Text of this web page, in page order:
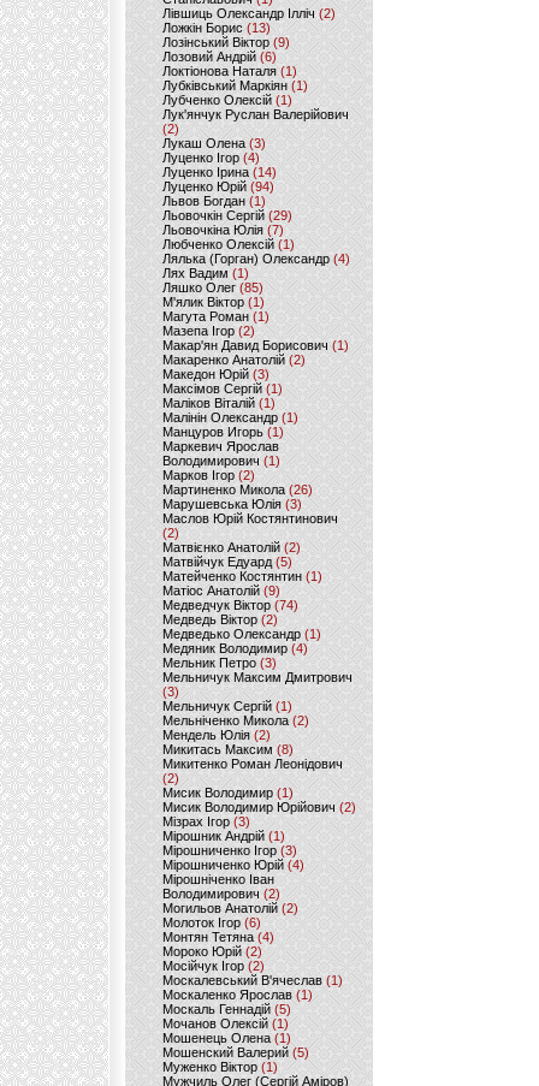
Лівшиць Олександр Ілліч (2)
Ложкін Борис(13)
Лозінський Віктор(9)
Лозовий Андрій (6)
Локтіонова Наталя (1)
Лубківський Маркіян(1)
Лубченко Олексій (1)
Лук'янчук Руслан Валерійович
(2)
Лукаш Олена (3)
Луценко Ігор (4)
Луценко Ірина (14)
Луценко Юрій (94)
Львов Богдан (1)
Льовочкін Сергій (29)
Льовочкіна Юлія(7)
Любченко Олексій(1)
Лялька (Горган) Олександр(4)
Лях Вадим (1)
Ляшко Олег (85)
М'ялик Віктор(1)
Магута Роман(1)
Мазепа Ігор (2)
Макар'ян Давид Борисович(1)
Макаренко Анатолій (2)
Македон Юрій(3)
Максімов Сергій (1)
Маліков Віталій (1)
Малінін Олександр (1)
Манцуров Игорь (1)
Маркевич Ярослав
Володимирович (1)
Марков Ігор (2)
Мартиненко Микола (26)
Марушевська Юлія (3)
Маслов Юрій Костянтинович
(2)
Матвієнко Анатолій (2)
Матвійчук Едуард(5)
Матейченко Костянтин (1)
Матіос Анатолій (9)
Медведчук Віктор(74)
Медведь Віктор (2)
Медведько Олександр (1)
Медяник Володимир(4)
Мельник Петро (3)
Мельничук Максим Дмитрович
(3)
Мельничук Сергій (1)
Мельніченко Микола (2)
Мендель Юлія (2)
Микитась Максим (8)
Микитенко Роман Леонідович
(2)
Мисик Володимир (1)
Мисик Володимир Юрійович(2)
Мізрах Ігор(3)
Мірошник Андрій(1)
Мірошниченко Ігор (3)
Мірошниченко Юрій(4)
Мірошніченко Іван
Володимирович (2)
Могильов Анатолій (2)
Молоток Ігор (6)
Монтян Тетяна (4)
Мороко Юрій(2)
Мосійчук Ігор (2)
Москалевський В'ячеслав (1)
Москаленко Ярослав (1)
Москаль Геннадій (5)
Мочанов Олексій(1)
Мошенець Олена(1)
Мошенский Валерий (5)
Муженко Віктор (1)
Мужчиль Олег (Сергій Аміров)